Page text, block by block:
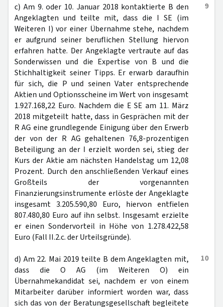
9
c) Am 9. oder 10. Januar 2018 kontaktierte B den
Angeklagten und teilte mit, dass die I SE (im
Weiteren I) vor einer Übernahme stehe, nachdem
er aufgrund seiner beruflichen Stellung hiervon
erfahren hatte. Der Angeklagte vertraute auf das
Sonderwissen und die Expertise von B und die
Stichhaltigkeit seiner Tipps. Er erwarb daraufhin
für sich, die P und seinen Vater entsprechende
Aktien und Optionsscheine im Wert von insgesamt
1.927.168,22 Euro. Nachdem die E SE am 11. März
2018 mitgeteilt hatte, dass in Gesprächen mit der
R AG eine grundlegende Einigung über den Erwerb
der von der R AG gehaltenen 76,8-prozentigen
Beteiligung an der I erzielt worden sei, stieg der
Kurs der Aktie am nächsten Handelstag um 12,08
Prozent. Durch den anschließenden Verkauf eines
Großteils der vorgenannten
Finanzierungsinstrumente erlöste der Angeklagte
insgesamt 3.205.590,80 Euro, hiervon entfielen
807.480,80 Euro auf ihn selbst. Insgesamt erzielte
er einen Sondervorteil in Höhe von 1.278.422,58
Euro (Fall II.2.c. der Urteilsgründe).
10
d) Am 22. Mai 2019 teilte B dem Angeklagten mit,
dass die O AG (im Weiteren O) ein
Übernahmekandidat sei, nachdem er von einem
Mitarbeiter darüber informiert worden war, dass
sich das von der Beratungsgesellschaft begleitete